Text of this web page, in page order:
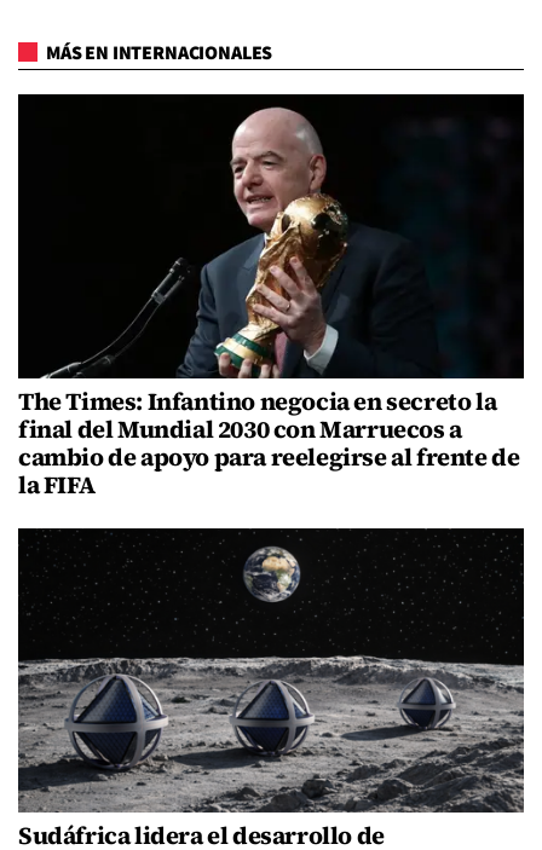
MÁS EN INTERNACIONALES
The Times: Infantino negocia en secreto la
final del Mundial 2030 con Marruecos a
cambio de apoyo para reelegirse al frente de
la FIFA
Sudáfrica lidera el desarrollo de